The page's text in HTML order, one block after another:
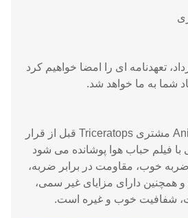
تعهدنامه ای را امضا خواهیم کرد
شما به ما خواهد شد.
شبیه سازی Animatronic مشتری Triceratops قبل از قرار
با فیلم حباب هوا پوشانده می شود
خوب، مقاومت در برابر ضربه،
همچنین دارای مزایای غیر سمی،
شفافیت خوب و غیره است.